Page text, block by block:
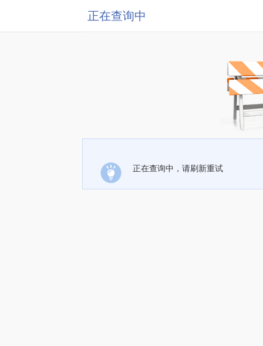
正在查询中
正在查询中，请刷新重试